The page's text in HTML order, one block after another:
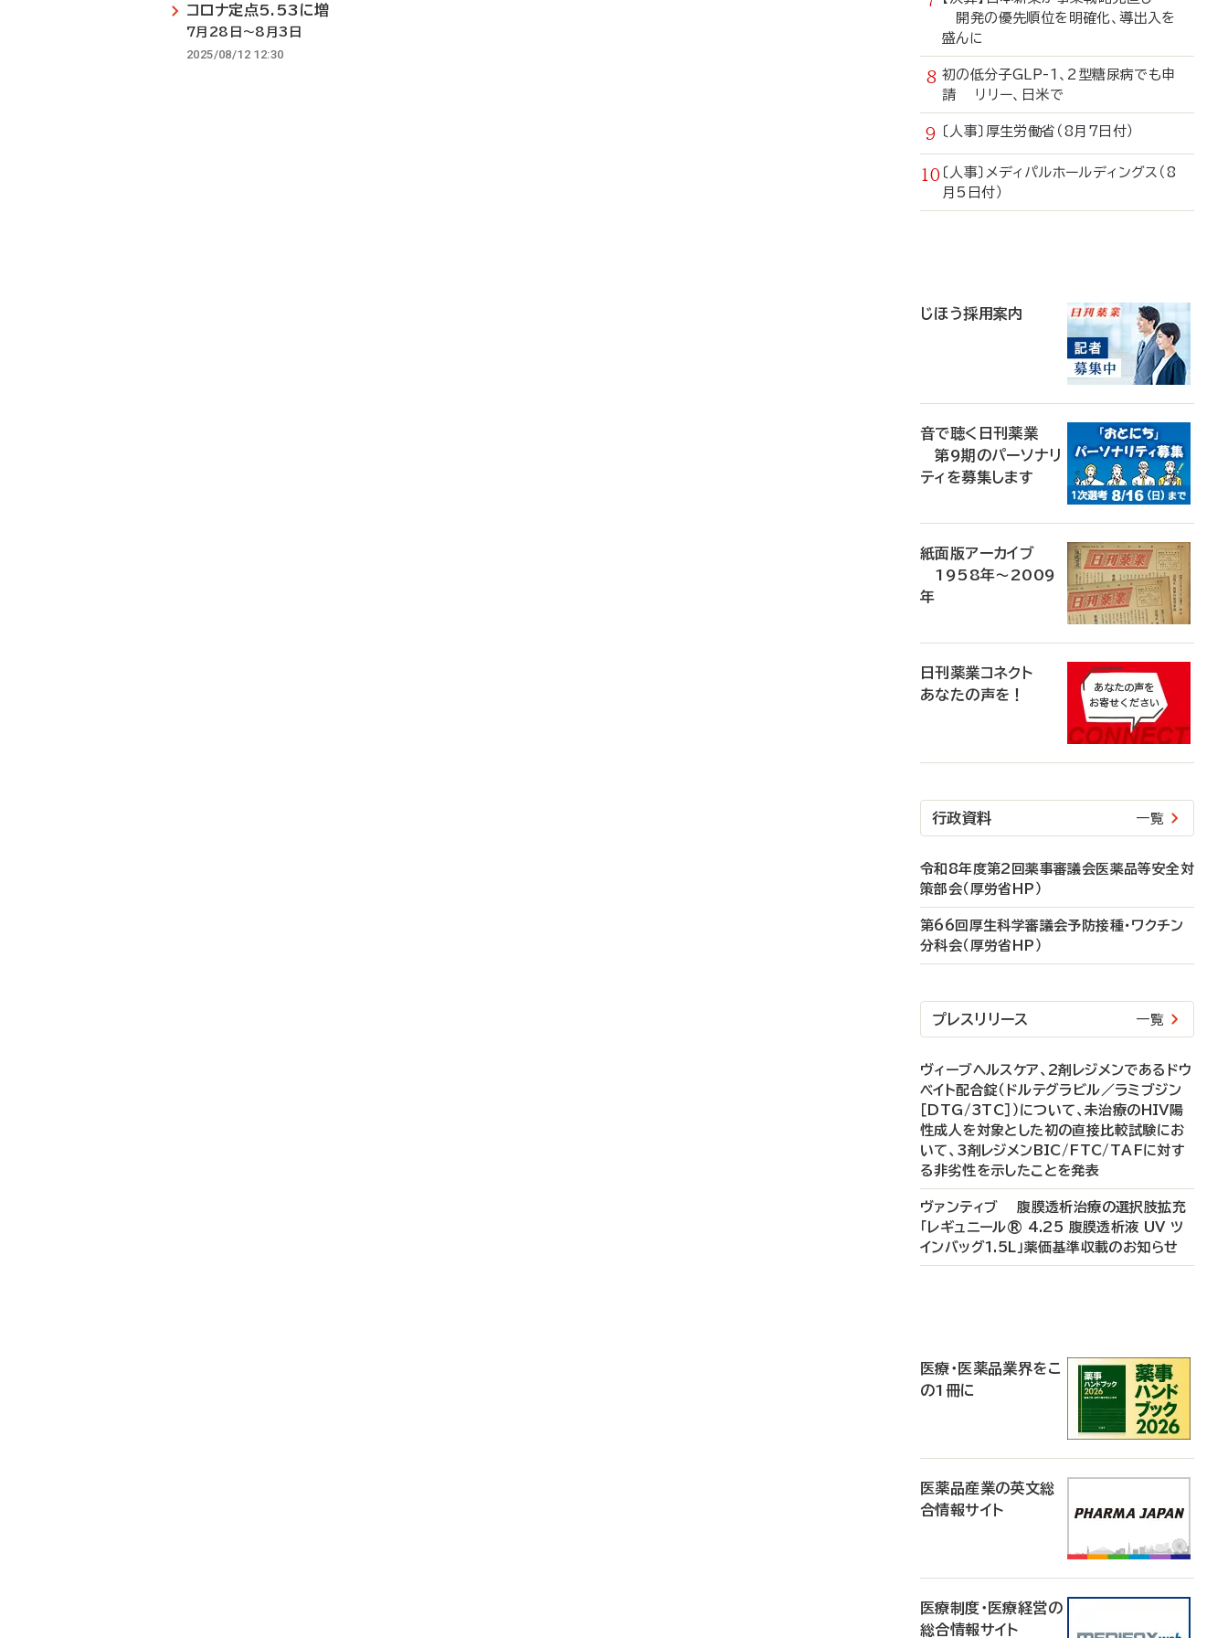
コロナ定点5.53に増
7月28日～8月3日
2025/08/12 12:30
開発の優先順位を明確化、導出入を
盛んに
初の低分子GLP-1、2型糖尿病でも申
請 リリー、日米で
〔人事〕厚生労働省（8月7日付）
〔人事〕メディパルホールディングス（8
月5日付）
じほう採用案内
音で聴く日刊薬業
第9期のパーソナリ
ティを募集します
紙面版アーカイブ
1958年～2009
年
日刊薬業コネクト
あなたの声を！
行政資料 一覧
令和8年度第2回薬事審議会医薬品等安全対
策部会（厚労省HP）
第66回厚生科学審議会予防接種・ワクチン
分科会（厚労省HP）
プレスリリース 一覧
ヴィーブヘルスケア、2剤レジメンであるドウ
ベイト配合錠（ドルテグラビル／ラミブジン
［DTG/3TC］）について、未治療のHIV陽
性成人を対象とした初の直接比較試験にお
いて、3剤レジメンBIC/FTC/TAFに対す
る非劣性を示したことを発表
ヴァンティブ 腹膜透析治療の選択肢拡充
「レギュニール® 4.25 腹膜透析液 UV ツ
インバッグ1.5L」薬価基準収載のお知らせ
医療・医薬品業界をこ
の1冊に
医薬品産業の英文総
合情報サイト
医療制度・医療経営の
総合情報サイト